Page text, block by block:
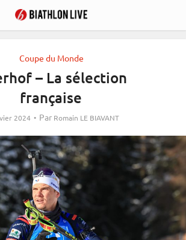
Coupe du Monde
– La sélection
française
2024 Par Romain LE BIAVANT